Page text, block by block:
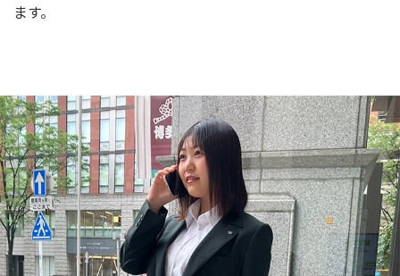
ます。